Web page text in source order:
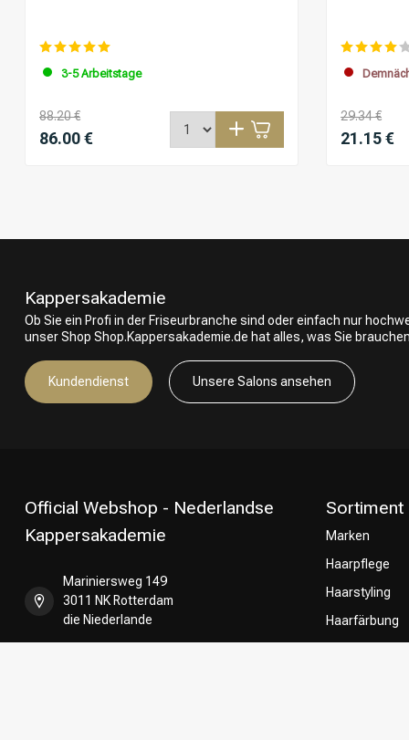
3-5 Arbeitstage
88.20 €
86.00 €
29.34 €
21.15 €
Kappersakademie
Ob Sie ein Profi in der Friseurbranche sind oder einfach nur
unser Shop Shop.Kappersakademie.de hat alles, was Sie
Kundendienst Unsere Salons ansehen
Official Webshop - Nederlandse
Kappersakademie
Mariniersweg 149
3011 NK Rotterdam
die Niederlande
Sortiment
Marken
Haarpflege
Haarstyling
Haarfärbung